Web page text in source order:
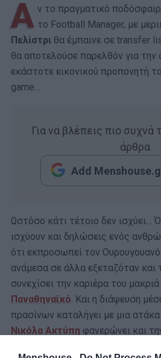
Α ν το πραγματικό
το Football Manager, με
Πελίστρι θα έμπαινε σε transfer
θα αποτελούσε παρελθόν για την
εκάστοτε εικονικού προπονητή
game…
Για να βλέπεις πιο συχνά
άρθρα
Add
Ωστόσο κάτι τέτοιο δεν ισχύει…
ισχύουν και δηλώσεις ενός
ότι εκπροσωπεί τον
ανάμεσα σε άλλα εξεταζόταν και
συνεχίσει την καριέρα του
Παναθηναϊκό. Και η διάψευση
πρασίνων καταλήγει με μια
Νικόλα Ακτύπη φανερώνει και